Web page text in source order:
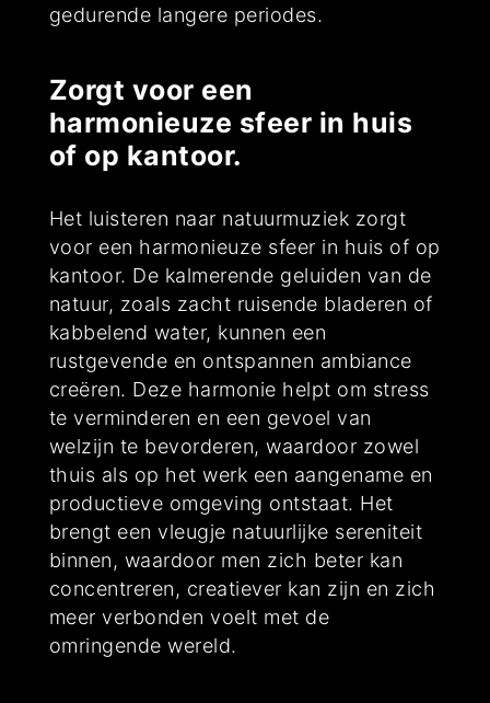
gedurende langere periodes.
Zorgt voor een
harmonieuze sfeer in huis
of op kantoor.
Het luisteren naar natuurmuziek zorgt
voor een harmonieuze sfeer in huis of op
kantoor. De kalmerende geluiden van de
natuur, zoals zacht ruisende bladeren of
kabbelend water, kunnen een
rustgevende en ontspannen ambiance
creëren. Deze harmonie helpt om stress
te verminderen en een gevoel van
welzijn te bevorderen, waardoor zowel
thuis als op het werk een aangename en
productieve omgeving ontstaat. Het
brengt een vleugje natuurlijke sereniteit
binnen, waardoor men zich beter kan
concentreren, creatiever kan zijn en zich
meer verbonden voelt met de
omringende wereld.